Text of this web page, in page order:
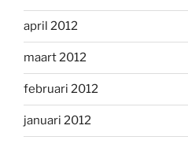
april 2012
maart 2012
februari 2012
januari 2012